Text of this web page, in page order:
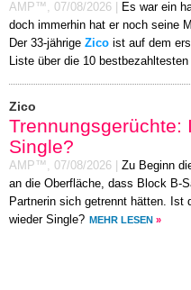
AMP™, 07/08/2026
Es war ein
doch immerhin hat er noch seine
Der 33-jährige Zico ist auf dem
Liste über die 10 bestbezahltesten
Zico
Trennungsgerüchte:
Single?
AMP™, 07/08/2026
Zu Beginn
an die Oberfläche, dass Block B-
Partnerin sich getrennt hätten. Ist
wieder Single? MEHR LESEN »